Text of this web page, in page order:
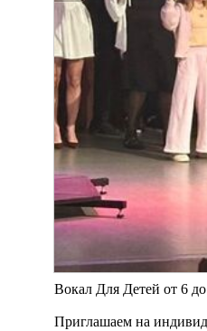
Вокал Для Детей от 6
Приглашаем на